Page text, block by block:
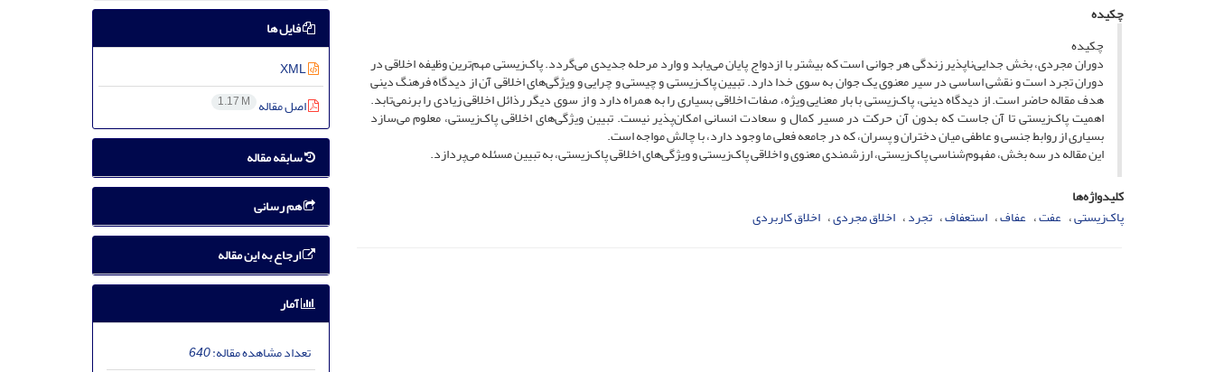
چکیده
چکیده
دوران مجردی، بخش جدایی‌ناپذیر زندگی هر جوانی است که بیشتر با ازدواج پایان می‌یابد و وارد مرحله جدیدی می‌گردد. پاک‌زیستی مهم‌ترین وظیفه اخلاقی در
دوران تجرد است و نقشی اساسی در سیر معنوی یک جوان به سوی خدا دارد. تبیین پاک‌زیستی و چیستی و چرایی و ویژگی‌های اخلاقی آن از دیدگاه فرهنگ دینی
هدف مقاله حاضر است. از دیدگاه دینی، پاک‌زیستی با بار معنایی ویژه، صفات اخلاقی بسیاری را به همراه دارد و از سوی دیگر رذائل اخلاقی زیادی را برنمی‌تابد.
اهمیت پاک‌زیستی تا آن جاست که بدون آن حرکت در مسیر کمال و سعادت انسانی امکان‌پذیر نیست. تبیین ویژگی‌های اخلاقی پاک‌زیستی، معلوم می‌سازد
بسیاری از روابط جنسی و عاطفی میان دختران و پسران، که در جامعه فعلی ما وجود دارد، با چالش مواجه است.
این مقاله در سه بخش، مفهوم‌شناسی پاک‌زیستی، ارزشمندی معنوی و اخلاقی پاک‌زیستی و ویژگی‌های اخلاقی پاک‌زیستی، به تبیین مسئله می‌پردازد.
کلیدواژه‌ها
پاک‌زیستی عفت عفاف استعفاف تجرد اخلاق مجردی اخلاق کاربردی
فایل ها
XML
اصل مقاله 1.17 M
سابقه مقاله
هم رسانی
ارجاع به این مقاله
آمار
تعداد مشاهده مقاله:640